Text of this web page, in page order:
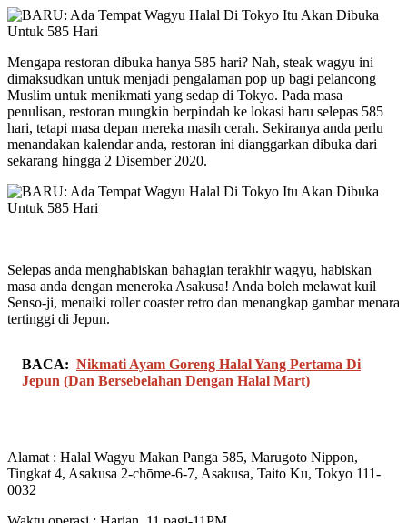
Mengapa restoran dibuka hanya 585 hari? Nah, steak wagyu ini
dimaksudkan untuk menjadi pengalaman pop up bagi pelancong
Muslim untuk menikmati yang sedap di Tokyo. Pada masa
penulisan, restoran mungkin berpindah ke lokasi baru selepas 585
hari, tetapi masa depan mereka masih cerah. Sekiranya anda perlu
menandakan kalendar anda, restoran ini dianggarkan dibuka dari
sekarang hingga 2 Disember 2020.
Selepas anda menghabiskan bahagian terakhir wagyu, habiskan
masa anda dengan meneroka Asakusa! Anda boleh melawat kuil
Senso-ji, menaiki roller coaster retro dan menangkap gambar menara
tertinggi di Jepun.
BACA: Nikmati Ayam Goreng Halal Yang Pertama Di
Jepun (Dan Bersebelahan Dengan Halal Mart)
Alamat : Halal Wagyu Makan Panga 585, Marugoto Nippon,
Tingkat 4, Asakusa 2-chōme-6-7, Asakusa, Taito Ku, Tokyo 111-
0032